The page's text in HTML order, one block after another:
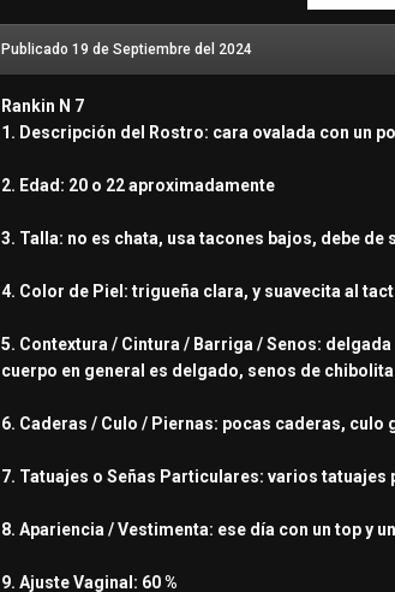
Publicado 19 de Septiembre del 2024
Rankin N 7
1. Descripción del Rostro: cara ovalada con un
2. Edad: 20 o 22 aproximadamente
3. Talla: no es chata, usa tacones bajos, debe de
4. Color de Piel: trigueña clara, y suavecita al
5. Contextura / Cintura / Barriga / Senos:
cuerpo en general es delgado, senos de
6. Caderas / Culo / Piernas: pocas caderas,
7. Tatuajes o Señas Particulares: varios
8. Apariencia / Vestimenta: ese día con un top y
9. Ajuste Vaginal: 60 %